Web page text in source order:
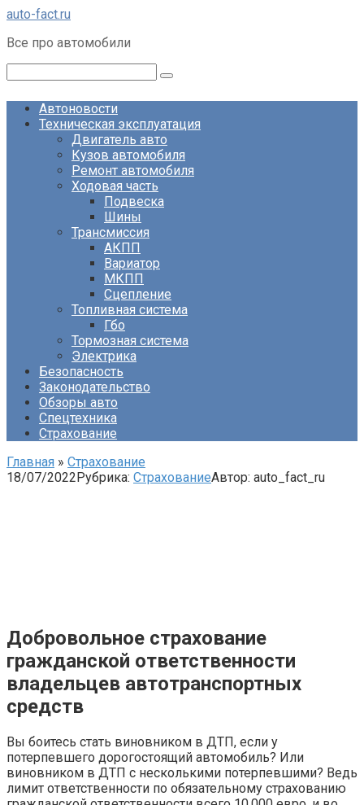
Перейти
контенту
auto-fact.ru
Все про автомобили
Автоновости
Техническая эксплуатация
Двигатель авто
Кузов автомобиля
Ремонт автомобиля
Ходовая часть
Подвеска
Шины
Трансмиссия
АКПП
Вариатор
МКПП
Сцепление
Топливная система
Гбо
Тормозная система
Электрика
Безопасность
Законодательство
Обзоры авто
Спецтехника
Страхование
Главная » Страхование
18/07/2022Рубрика: СтрахованиеАвтор: auto_fact_ru
Добровольное страхование
гражданской ответственности
владельцев автотранспортных
средств
Вы боитесь стать виновником в ДТП, если у
потерпевшего дорогостоящий автомобиль? Или
виновником в ДТП с несколькими потерпевшими? Ведь
лимит ответственности по обязательному страхованию